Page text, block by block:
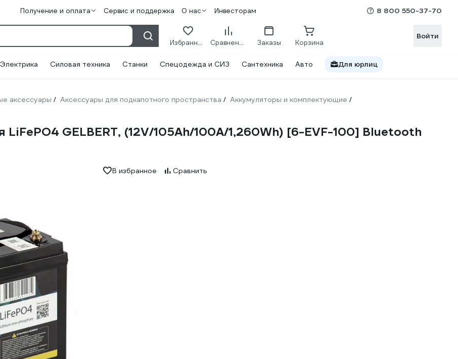
Получение и оплата Сервис и поддержка О нас Инвесторам 8 800 550-37-70
Избранное Сравнение Заказы Корзина
Войти
Электрика Силовая техника Станки Спецодежда и СИЗ Сантехника Авто Для юрлиц
аксессуары / Аксессуары для подкапотного пространства / Аккумуляторы и комплектующие /
LiFePO4 GELBERT, (12V/105Ah/100А/1,260Wh) [6-EVF-100] Bluetooth
В избранное Сравнить